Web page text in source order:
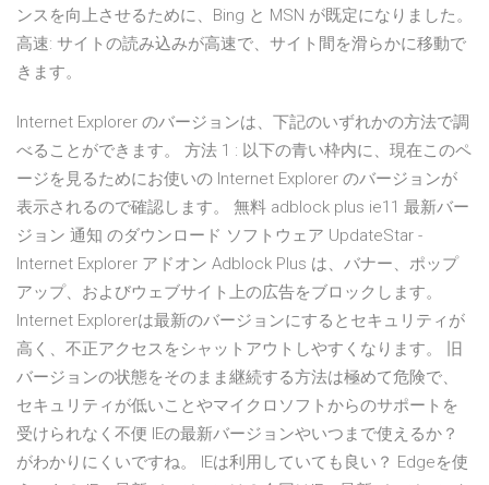
ンスを向上させるために、Bing と MSN が既定になりました。
高速: サイトの読み込みが高速で、サイト間を滑らかに移動で
きます。
Internet Explorer のバージョンは、下記のいずれかの方法で調
べることができます。 方法 1 : 以下の青い枠内に、現在このペ
ージを見るためにお使いの Internet Explorer のバージョンが
表示されるので確認します。 無料 adblock plus ie11 最新バー
ジョン 通知 のダウンロード ソフトウェア UpdateStar -
Internet Explorer アドオン Adblock Plus は、バナー、ポップ
アップ、およびウェブサイト上の広告をブロックします。
Internet Explorerは最新のバージョンにするとセキュリティが
高く、不正アクセスをシャットアウトしやすくなります。 旧
バージョンの状態をそのまま継続する方法は極めて危険で、
セキュリティが低いことやマイクロソフトからのサポートを
受けられなく不便 IEの最新バージョンやいつまで使えるか？
がわかりにくいですね。 IEは利用していても良い？ Edgeを使